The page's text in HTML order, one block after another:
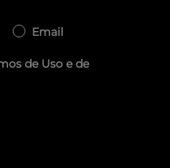
Email
de Uso e de